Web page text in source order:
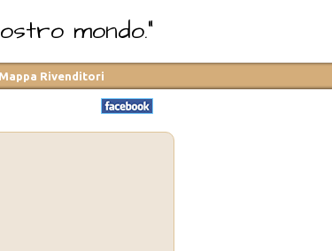
mondo."
Mappa Rivenditori